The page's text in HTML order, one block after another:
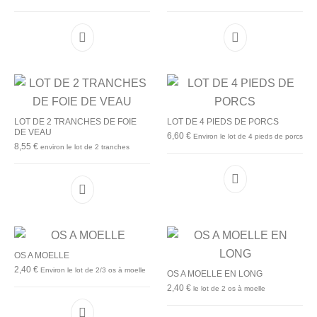
LOT DE 2 TRANCHES DE FOIE
DE VEAU
8,55 € environ le lot de 2 tranches
LOT DE 4 PIEDS DE PORCS
6,60 € Environ le lot de 4 pieds de porcs
OS A MOELLE
2,40 € Environ le lot de 2/3 os à moelle
OS A MOELLE EN LONG
2,40 € le lot de 2 os à moelle